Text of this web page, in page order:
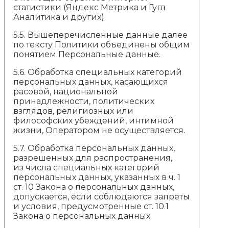
статистики (Яндекс Метрика и Гугл
Аналитика и других).
5.5. Вышеперечисленные данные далее
по тексту Политики объединены общим
понятием Персональные данные.
5.6. Обработка специальных категорий
персональных данных, касающихся
расовой, национальной
принадлежности, политических
взглядов, религиозных или
философских убеждений, интимной
жизни, Оператором не осуществляется.
5.7. Обработка персональных данных,
разрешенных для распространения,
из числа специальных категорий
персональных данных, указанных в ч. 1
ст. 10 Закона о персональных данных,
допускается, если соблюдаются запреты
и условия, предусмотренные ст. 10.1
Закона о персональных данных.